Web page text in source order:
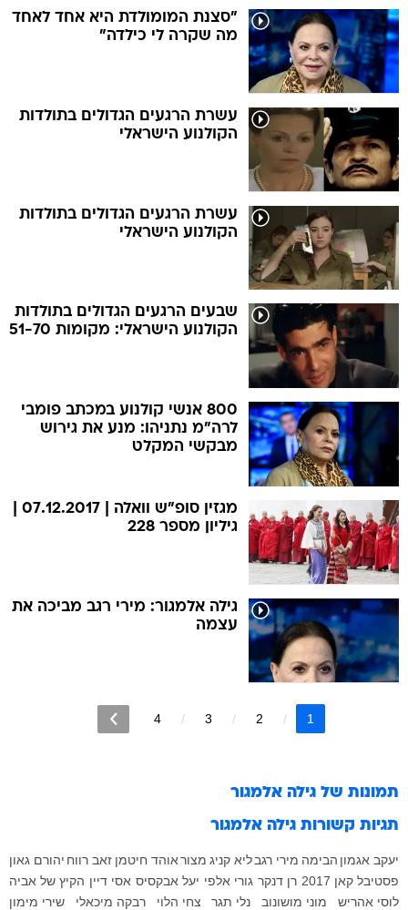
"סצנת המומולדת היא אחד לאחד
מה שקרה לי כילדה"
עשרת הרגעים הגדולים בתולדות
הקולנוע הישראלי
עשרת הרגעים הגדולים בתולדות
הקולנוע הישראלי
שבעים הרגעים הגדולים בתולדות
הקולנוע הישראלי: מקומות 51-70
800 אנשי קולנוע במכתב פומבי
לרה"מ נתניהו: מנע את גירוש
מבקשי המקלט
גיליון מספר 228
גילה אלמגור: מירי רגב מביכה את
עצמה
1
2
3
4
תמונות של גילה אלמגור
תגיות קשורות גילה אלמגור
יעקב אגמון הבימה מירי רגב ליא קניג מצור אוהד חיטמן זאב רווח יהורם גאון
פסטיבל קאן 2017
רן דנקר גורי אלפי יעל אבקסיס אסי דיין הקיץ של אביה
לוסי אהריש
מוני מושונוב נלי תגר צחי הלוי רבקה מיכאלי שירי מימון